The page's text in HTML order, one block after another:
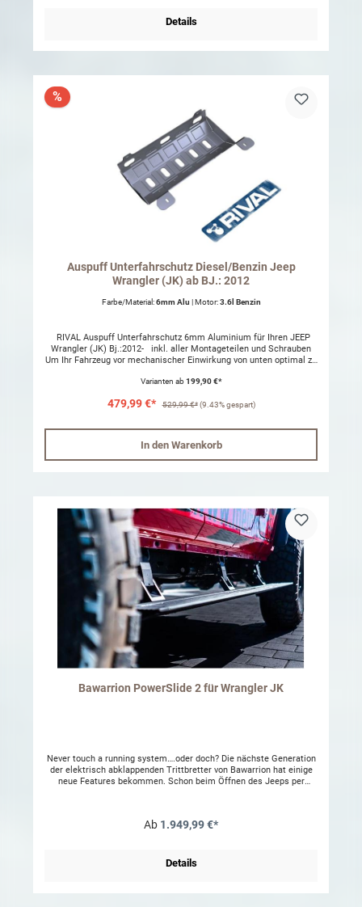
Details
%
Auspuff Unterfahrschutz Diesel/Benzin Jeep
Wrangler (JK) ab BJ.: 2012
Farbe/Material:6mm Alu | Motor:3.6l Benzin
RIVAL Auspuff Unterfahrschutz 6mm Aluminium für Ihren JEEP
Wrangler (JK) Bj.:2012- inkl. aller Montageteilen und Schrauben
Um Ihr Fahrzeug vor mechanischer Einwirkung von unten optimal zu
verbauen. Die RIVAL Unterfahrschutzsysteme zeichnen sich durch
sind aus tiefgezogenem 6mm Aluminium bzw. 3mm Stahl gefertigt,
über Vertiefungen, um die Befestigungsschrauben optimal gegen
Korrosion von außen zu schützen. Für Fahrzeuge mit
Anhängerkupplung passt dieser Unterbodenschutz nicht! Eine
Begutachtung nach §19 StVO ist nicht erforderlich.
Varianten ab199,90 €*
479,99 €* 529,99 €* (9.43% gespart)
In den Warenkorb
Bawarrion PowerSlide 2 für Wrangler JK
Never touch a running system….oder doch? Die nächste Generation
der elektrisch abklappenden Trittbretter von Bawarrion hat einige
neue Features bekommen. Schon beim Öffnen des Jeeps per
Boardcomputer. Ist nur das Öffnen der Fahrertür aktiviert folgen
restlichen Türen. Stellt der Nutzer die Einstellung so ein das alle
Ab 1.949,99 €*
Details